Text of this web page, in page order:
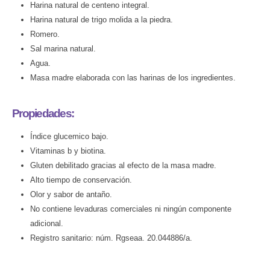
Harina natural de centeno integral.
Harina natural de trigo molida a la piedra.
Romero.
Sal marina natural.
Agua.
Masa madre elaborada con las harinas de los ingredientes.
Propiedades:
Índice glucemico bajo.
Vitaminas b y biotina.
Gluten debilitado gracias al efecto de la masa madre.
Alto tiempo de conservación.
Olor y sabor de antaño.
No contiene levaduras comerciales ni ningún componente
adicional.
Registro sanitario: núm. Rgseaa. 20.044886/a.